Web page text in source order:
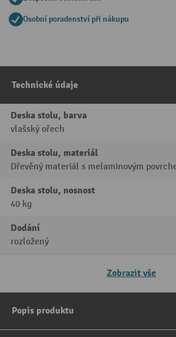
Osobní poradenství při nákupu
Technické údaje
Deska stolu, barva
vlašský ořech
Deska stolu, materiál
Dřevěný materiál s melaminovým
Deska stolu, nosnost
40 kg
Dodání
rozložený
Zobrazit vše
Popis produktu